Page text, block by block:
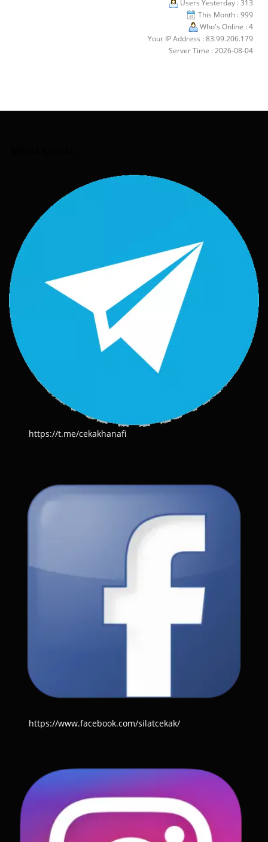
Users Yesterday : 313
This Month : 999
Who's Online : 4
Your IP Address : 83.99.206.179
Server Time : 2026-08-04
https://t.me/cekakhanafi
https://www.facebook.com/silatcekak/